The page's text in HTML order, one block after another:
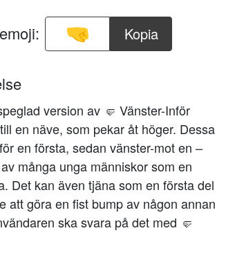
emoji: Kopia
version av 🤛 Vänster-Inför
en näve, som pekar åt höger. Dessa
en första, sedan vänster-mot en –
många unga människor som en
Det kan även tjäna som en första del
att göra en fist bump av någon annan
ska svara på det med 🤛